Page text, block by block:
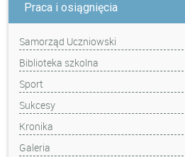
Praca i osiągnięcia
Samorząd Uczniowski
Biblioteka szkolna
Sport
Sukcesy
Kronika
Galeria